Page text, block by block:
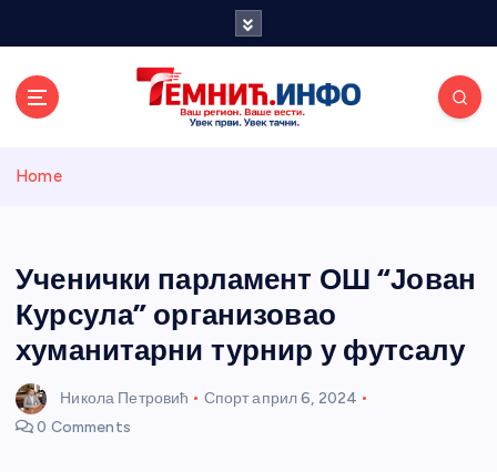
и портал
Home
Ученички парламент ОШ “Јован
Курсула” организовао
хуманитарни турнир у футсалу
Никола Петровић Спорт април 6, 2024
0 Comments